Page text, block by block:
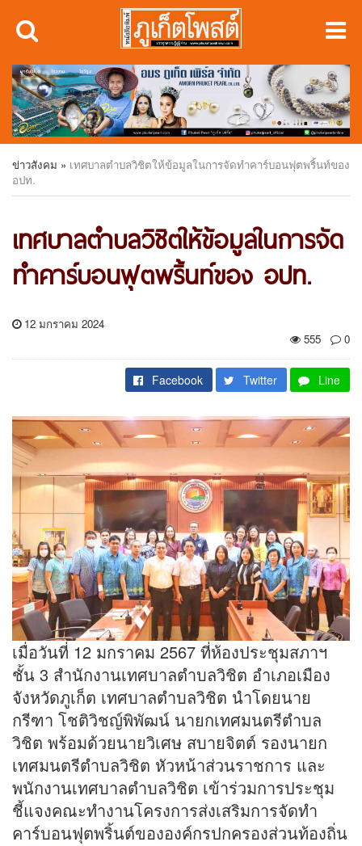
ข่าวสังคม » เทศบาลตำบลวิชิตให้ข้อมูลในการจัดทำคาร์บอนฟุตพริ้นท์ของ
อปท.
เทศบาลตำบลวิชิตให้ข้อมูลในการจัด
ทำคาร์บอนฟุตพริ้นท์ของ อปท.
12 มกราคม 2024
555
0
Facebook Twitter Line
เมื่อวันที่ 12 มกราคม 2567 ที่ห้องประชุมสภาฯ
ชั้น 3 สำนักงานเทศบาลตำบลวิชิต อำเภอเมือง
จังหวัดภูเก็ต เทศบาลตำบลวิชิต นำโดยนาย
กรีฑา โชติวิชญ์พิพัฒน์ นายกเทศมนตรีตำบล
วิชิต พร้อมด้วยนายวิเศษ สบายจิตต์ รองนายก
เทศมนตรีตำบลวิชิต หัวหน้าส่วนราชการ และ
พนักงานเทศบาลตำบลวิชิต เข้าร่วมการประชุม
ชี้แจงคณะทำงานโครงการส่งเสริมการจัดทำ
คาร์บอนฟุตพริ้นต์ขององค์กรปกครองส่วนท้องถิ่น